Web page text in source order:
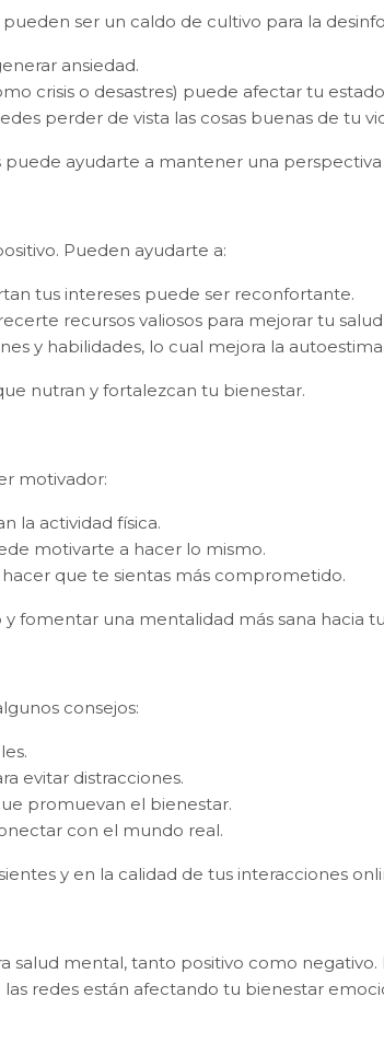
ser un caldo de cultivo para la
ansiedad.
crisis o desastres) puede afectar tu
perder de vista las cosas buenas de tu
ayudarte a mantener una perspectiva
Pueden ayudarte a:
tus intereses puede ser reconfortante.
recursos valiosos para mejorar tu
y habilidades, lo cual mejora la autoestima.
nutran y fortalezcan tu bienestar.
motivador:
la actividad física.
motivarte a hacer lo mismo.
que te sientas más comprometido.
fomentar una mentalidad más sana hacia
consejos:
evitar distracciones.
promuevan el bienestar.
con el mundo real.
y en la calidad de tus interacciones
salud mental, tanto positivo como
redes están afectando tu bienestar
de privacidad